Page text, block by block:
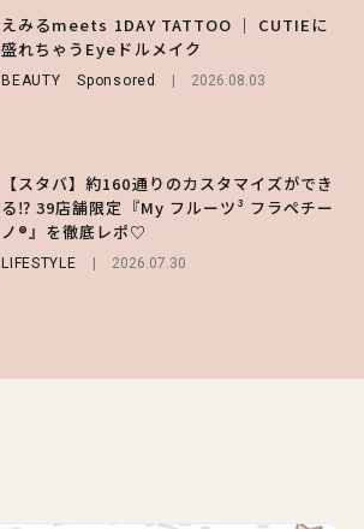
えみるmeets 1DAY TATTOO ｜ CUTIEに
盛れちゃうEyeドルメイク
BEAUTY Sponsored 2026.08.03
【スタバ】約160通りのカスタマイズができ
る⁉ 39店舗限定『My フルーツ³ フラペチー
ノ®』を徹底レポ♡
LIFESTYLE 2026.07.30
【SNIDEL】長濱ねるとロマンティックトラ
ッドな秋はじめ｜2026秋の新作コーデ4選
FASHION Sponsored 2026.07.10
【ALD1】グループの魅力＆素顔に迫る♡ 一
問一答をお届け！【sweet web独占】
【ハローキティ】がスシローと初コラボ♡
第1弾の気になるメニュー＆限定グッズを総
チェック！
2026.07.31
【GU】夏の“主役級”アイテム決定！ヘルシ
ー＆可愛すぎる「大人の肌見せ」トップス3
選
FASHION 2026.07.19